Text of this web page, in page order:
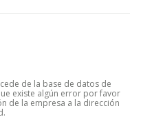
de la base de datos de
existe algún error por favor
de la empresa a la dirección